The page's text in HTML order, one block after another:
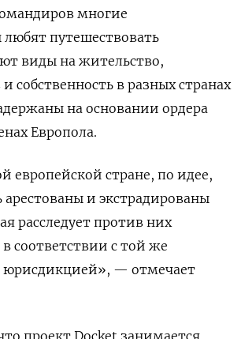
многие
путешествовать
виды на жительство,
собственность в разных странах
на основании ордера
Европола.
европейской стране, по идее,
и экстрадированы
расследует против них
в соответствии с той же
юрисдикцией», — отмечает